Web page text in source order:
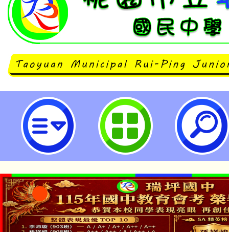
轉知中壢高商辦理國中端技職教育
處理科：利用新科技重新塑造我們
立瑞坪國民中學